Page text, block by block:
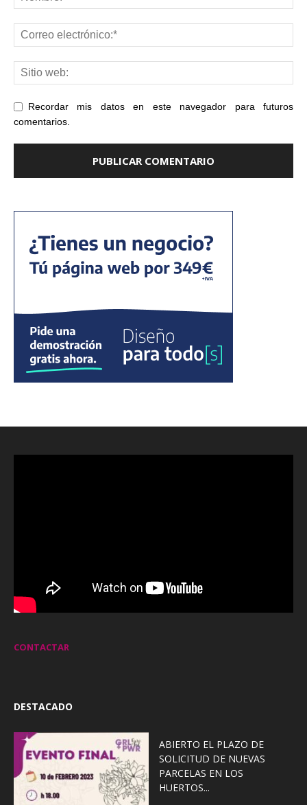
Recordar mis datos en este navegador para futuros
comentarios.
CONTACTAR
DESTACADO
ABIERTO EL PLAZO DE
SOLICITUD DE NUEVAS
PARCELAS EN LOS
HUERTOS...